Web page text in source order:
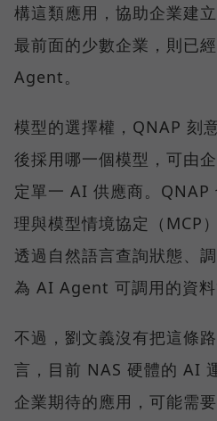
構這類應用，協助企業建
最前面的少數企業，則已
Agent。
模型的選擇權，QNAP 刻
後採用哪一個模型，可由
定單一 AI 供應商。
理與模型情境協定（MCP
透過自然語言查詢狀態、
為 AI Agent 可調用的資料
不過，劉文義沒有把這條
言，目前 NAS 硬體的 AI
企業期待的應用，可能需